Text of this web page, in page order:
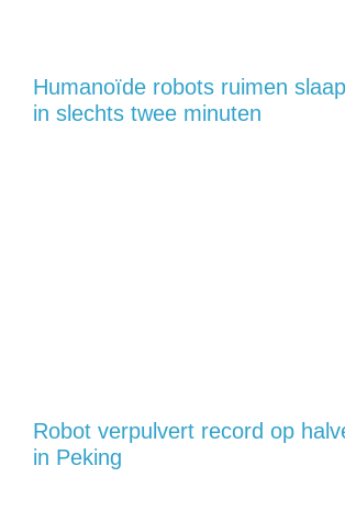
Humanoïde robots ruimen
in slechts twee minuten
Robot verpulvert record op
in Peking